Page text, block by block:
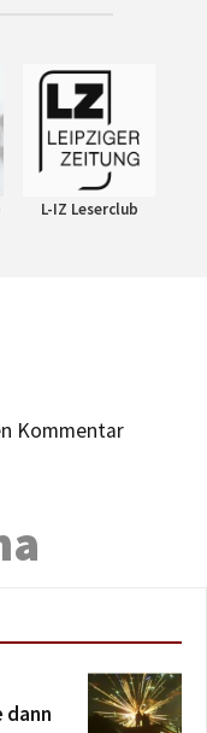
L-IZ Leserclub
Kommentar
dann